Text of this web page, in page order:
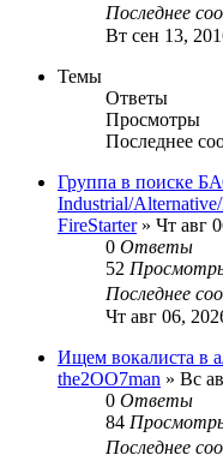
Последнее
Вт сен 13,
Темы
Ответы
Просмотры
Последнее
Группа в поиске
Industrial/
FireStarter» Чт авг
0 Ответы
52
Последнее
Чт авг 06,
Ищем вокалиста в
the2OO7man » Вс
0 Ответы
84
Последнее